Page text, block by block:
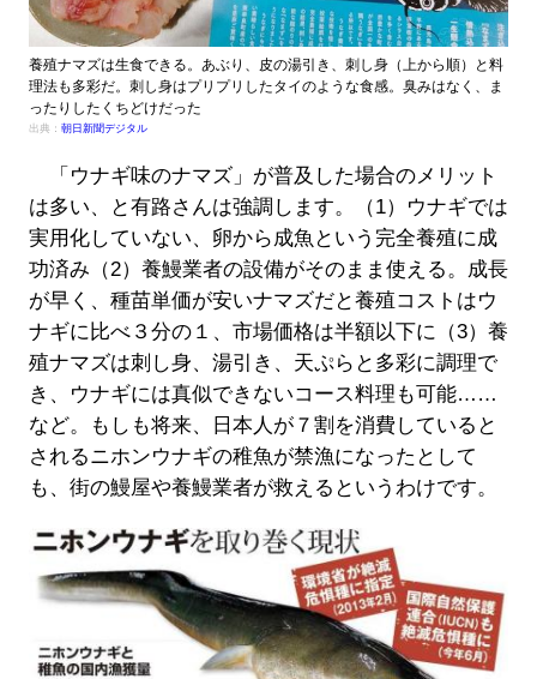
養殖ナマズは生食できる。あぶり、皮の湯引き、刺し身（上から順）と料
理法も多彩だ。刺し身はプリプリしたタイのような食感。臭みはなく、ま
ったりしたくちどけだった
出典： 朝日新聞デジタル
「ウナギ味のナマズ」が普及した場合のメリット
は多い、と有路さんは強調します。（1）ウナギでは
実用化していない、卵から成魚という完全養殖に成
功済み（2）養鰻業者の設備がそのまま使える。成長
が早く、種苗単価が安いナマズだと養殖コストはウ
ナギに比べ３分の１、市場価格は半額以下に（3）養
殖ナマズは刺し身、湯引き、天ぷらと多彩に調理で
き、ウナギには真似できないコース料理も可能……
など。もしも将来、日本人が７割を消費していると
されるニホンウナギの稚魚が禁漁になったとして
も、街の鰻屋や養鰻業者が救えるというわけです。